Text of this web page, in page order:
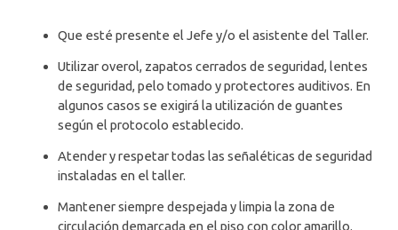
Que esté presente el Jefe y/o el asistente del Taller.
Utilizar overol, zapatos cerrados de seguridad, lentes
de seguridad, pelo tomado y protectores auditivos. En
algunos casos se exigirá la utilización de guantes
según el protocolo establecido.
Atender y respetar todas las señaléticas de seguridad
instaladas en el taller.
Mantener siempre despejada y limpia la zona de
circulación demarcada en el piso con color amarillo.